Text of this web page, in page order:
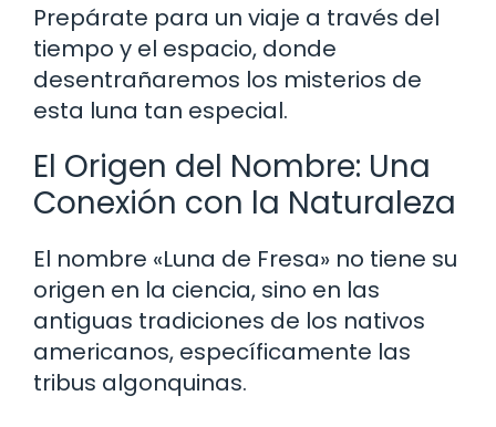
Prepárate para un viaje a través del
tiempo y el espacio, donde
desentrañaremos los misterios de
esta luna tan especial.
El Origen del Nombre: Una
Conexión con la Naturaleza
El nombre «Luna de Fresa» no tiene su
origen en la ciencia, sino en las
antiguas tradiciones de los nativos
americanos, específicamente las
tribus algonquinas.